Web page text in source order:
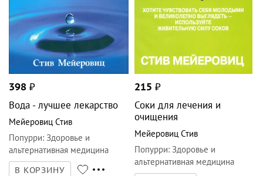
398 ₽
Вода - лучшее лекарство
Мейеровиц Стив
Попурри: Здоровье и
альтернативная медицина
В КОРЗИНУ
215 ₽
Соки для лечения и
очищения
Мейеровиц Стив
Попурри: Здоровье и
альтернативная медицина